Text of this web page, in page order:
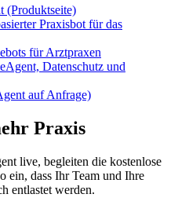
(Produktseite)
Praxisbot für das
für Arztpraxen
Datenschutz und
auf Anfrage)
Praxis
live, begleiten die kostenlose
ein, dass Ihr Team und Ihre
entlastet werden.